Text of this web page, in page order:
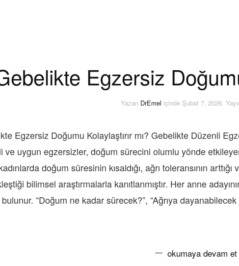
Egzersiz
Yazan DrEmel içinde Şubat 7, 2026.
Egzersiz Doğumu Kolaylaştırır mı? Gebelikte Düzenli
ve uygun egzersizler, doğum sürecini olumlu yönde
doğum süresinin kısaldığı, ağrı toleransının
bilimsel araştırmalarla kanıtlanmıştır. Her anne
“Doğum ne kadar sürecek?”, “Ağrıya dayanabilecek
okumaya devam et